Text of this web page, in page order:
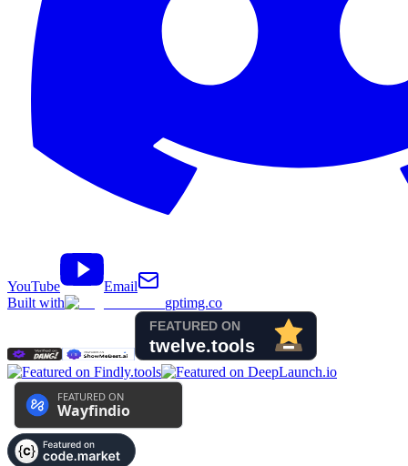
YouTube
Email
Built with
gptimg.co